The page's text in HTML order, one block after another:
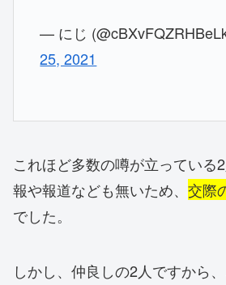
— にじ
25, 2021
これほど多数の噂が立っている
報や報道なども無いため、 交際
でした。
しかし、仲良しの2人ですから、